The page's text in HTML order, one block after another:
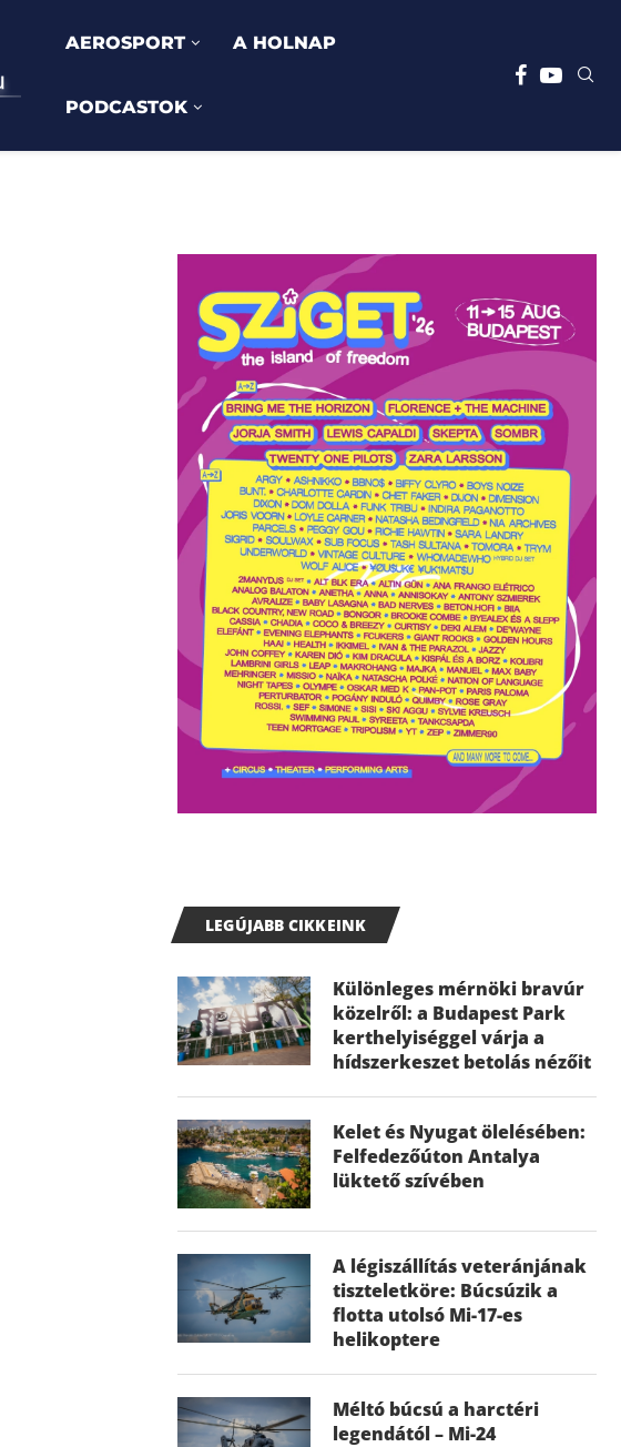
AEROSPORT A HOLNAP
PODCASTOK
LEGÚJABB CIKKEINK
Különleges mérnöki bravúr
közelről: a Budapest Park
kerthelyiséggel várja a
hídszerkeszet betolás nézőit
Kelet és Nyugat ölelésében:
Felfedezőúton Antalya
lüktető szívében
A légiszállítás veteránjának
tiszteletköre: Búcsúzik a
flotta utolsó Mi-17-es
helikoptere
Méltó búcsú a harctéri
legendától – Mi-24